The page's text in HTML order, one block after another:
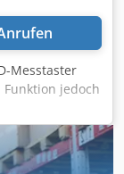
Messtaster
Funktion jedoch